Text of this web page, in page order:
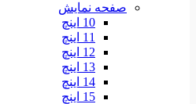
صفحه نمایش